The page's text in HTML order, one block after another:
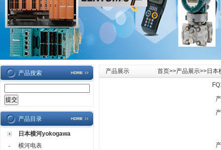
产品搜索
产品目录
日本横河yokogawa
-
横河电表
产品展示 首页>>产品展示>>日本